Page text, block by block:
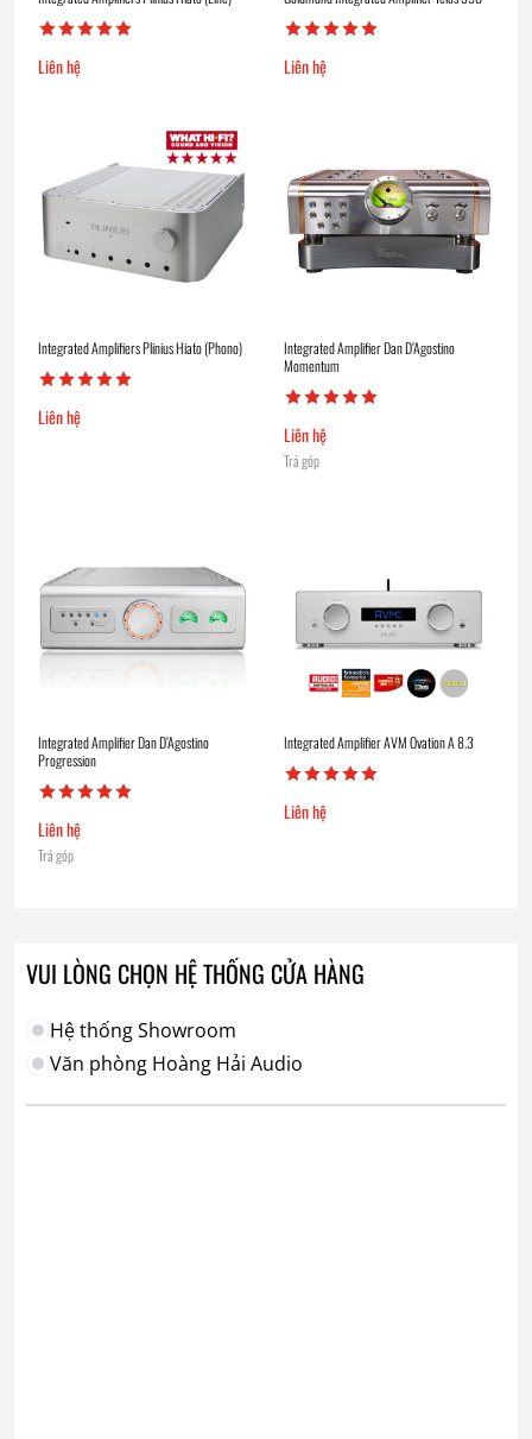
Liên hệ Liên hệ
Integrated Amplifiers Plinius Hiato (Phono)
Liên hệ
Integrated Amplifier Dan D’Agostino
Momentum
Liên hệ
Trả góp
Integrated Amplifier Dan D’Agostino
Progression
Liên hệ
Trả góp
Integrated Amplifier AVM Ovation A 8.3
Liên hệ
VUI LÒNG CHỌN HỆ THỐNG CỬA HÀNG
Hệ thống Showroom
Văn phòng Hoàng Hải Audio